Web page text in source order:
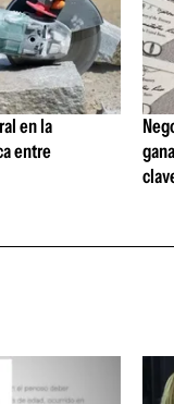
en la
entre